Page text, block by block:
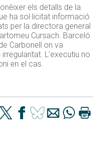
els detalls de la
ha sol·licitat informació
per la directora general
Cursach. Barceló
Carbonell on va
L’executiu no
en el cas.